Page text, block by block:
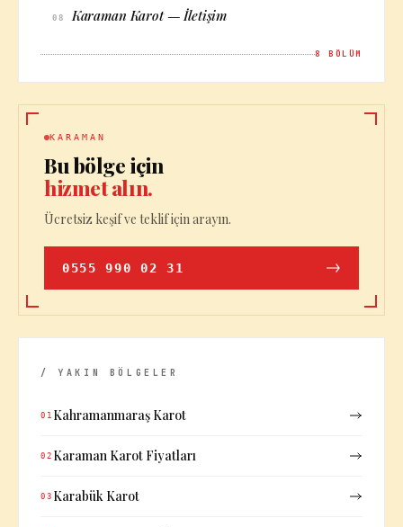
08 Karaman Karot — İletişim
8 BÖLÜM
KARAMAN
Bu bölge için
hizmet alın.
Ücretsiz keşif ve teklif için arayın.
0555 990 02 31
/ YAKIN BÖLGELER
01 Kahramanmaraş Karot
02 Karaman Karot Fiyatları
03 Karabük Karot